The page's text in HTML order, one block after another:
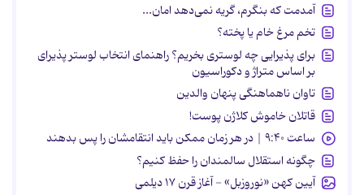
آمدمت که بنگرم، گریه نمی‌دهد امان...
تخم مرغ خام یا پخته؟
برای پذیرایی چه لوستری بخریم؟ راهنمای انتخاب لوستر پذیرای
بر اساس متراژ و دکوراسیون
تاوان ناهماهنگی پنهان والدین
قاتلان خاموش کلاژن پوست!
ساعت ۹:۴۰ | در هر زمان ممکن باید انتقامشان را پس بدهند
چگونه استقلال سالمندان را حفظ کنیم؟
آیین کهن «نوروزبل» - آغاز قرن ۱۷ دیلمی